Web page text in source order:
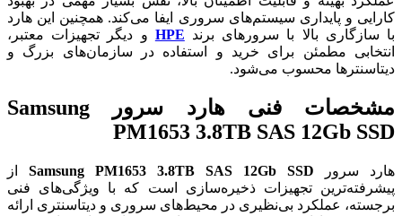
کارایی و پایداری سیستم‌های سروری ایفا می‌کند. همچنین این هارد
با سازگاری بالا با سرورهای برند HPE و دیگر تجهیزات معتبر،
انتخابی مطمئن برای خرید و استفاده در سازمان‌های بزرگ و
دیتاسنترها محسوب می‌شود.
مشخصات فنی هارد سرور Samsung
PM1653 3.8TB SAS 12Gb SSD
هارد سرور Samsung PM1653 3.8TB SAS 12Gb SSD از
پیشرفته‌ترین تجهیزات ذخیره‌سازی است که با ویژگی‌های فنی
برجسته، عملکرد بی‌نظیری در محیط‌های سروری و دیتاسنتری ارائه